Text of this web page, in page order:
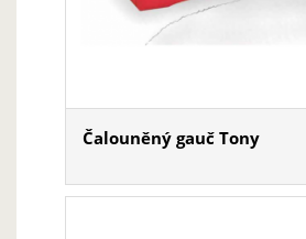
Čalouněný gauč Tony